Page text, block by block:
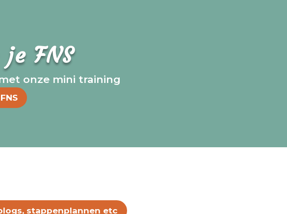
FNS
onze mini training
stappenplannen etc